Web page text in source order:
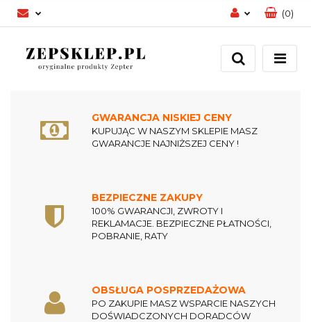
Zaloguj się
Zarejestruj się
(0)
GWARANCJA NISKIEJ CENY
KUPUJĄC W NASZYM SKLEPIE MASZ
GWARANCJE NAJNIŻSZEJ CENY !
BEZPIECZNE ZAKUPY
100% GWARANCJI, ZWROTY I
REKLAMACJE. BEZPIECZNE PŁATNOŚCI,
POBRANIE, RATY
OBSŁUGA POSPRZEDAŻOWA
PO ZAKUPIE MASZ WSPARCIE NASZYCH
DOŚWIADCZONYCH DORADCÓW